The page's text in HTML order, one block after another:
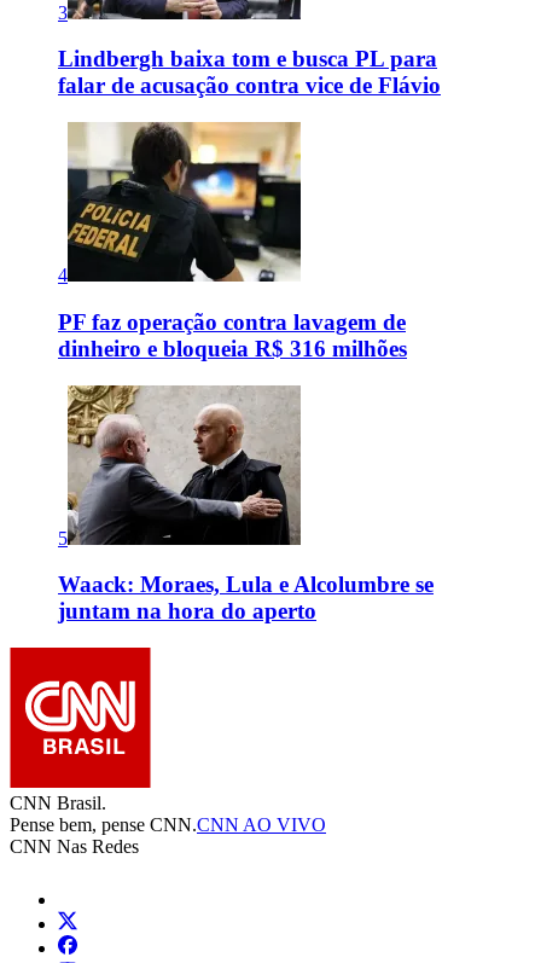
3
Lindbergh baixa tom e busca PL para
falar de acusação contra vice de Flávio
4
PF faz operação contra lavagem de
dinheiro e bloqueia R$ 316 milhões
5
Waack: Moraes, Lula e Alcolumbre se
juntam na hora do aperto
CNN Brasil.
Pense bem, pense CNN.CNN AO VIVO
CNN Nas Redes